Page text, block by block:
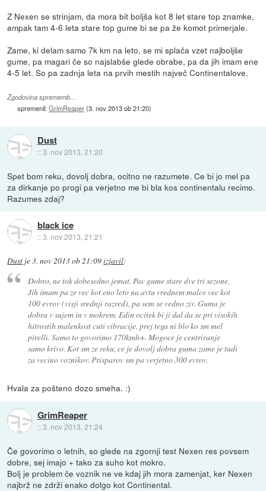
Z Nexen se strinjam, da mora bit boljša kot 8 let stare top znamke,
ampak tam 4-6 leta stare top gume bi se pa že komot primerjale.
Zame, ki delam samo 7k km na leto, se mi splača vzet najboljše
gume, pa magari če so najslabše glede obrabe, pa da jih imam ene
4-5 let. So pa zadnja leta na prvih mestih največ Continentalove.
Zgodovina sprememb…
spremenil:GrimReaper(3. nov 2013 ob 21:20)
Dust
::3. nov 2013, 21:20
Spet bom reku, dovolj dobra, ocitno ne razumete. Ce bi jo mel pa
za dirkanje po progi pa verjetno me bi bla kos continentalu recimo.
Razumes zdaj?
black ice
::3. nov 2013, 21:21
Dust je3. nov 2013 ob 21:09izjavil:
Dobro, ne tok dobesedno jemat. Pac gume stare dve tri sezone.
Jih imam pa ze vec kot eno leto na avtu vrednem malce vec kot
100 evrov (visji srednji razred), pa sem se vedno ziv. Guma je
dobra v sujem in v mokrem. Edin ocitek bi ji dal da se pri visokih
hitrostih malenkost cuti vibracije, prej tega ni blo ko sm mel
pirelli. Samo to govorimo 170kmh+. Mogoce je centriranje
samo krivo. Kot sm ze reku, ce je dovolj dobra guma zame je tudi
za vecino voznikov. Prisparov sm pa verjetno 300 evrov.
Hvala za pošteno dozo smeha. :)
GrimReaper
::3. nov 2013, 21:24
Če govorimo o letnih, so glede na zgornji test Nexen res povsem
dobre, sej imajo + tako za suho kot mokro.
Bolj je problem če voznik ne ve kdaj jih mora zamenjat, ker Nexen
najbrž ne zdrži enako dolgo kot Continental.